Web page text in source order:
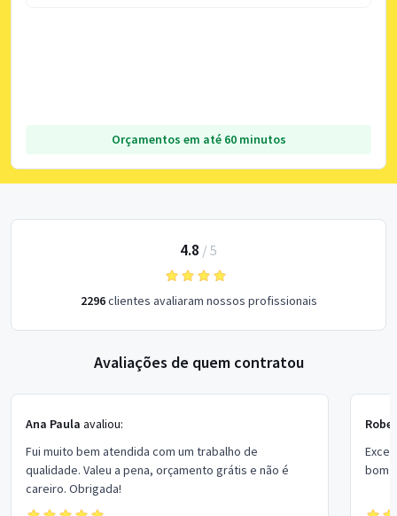
Orçamentos em até 60 minutos
4.8 / 5
2296clientes avaliaram nossos profissionais
Avaliações de quem contratou
Ana Paula avaliou:
Fui muito bem atendida com um trabalho de
qualidade. Valeu a pena, orçamento grátis e não é
careiro. Obrigada!
bom